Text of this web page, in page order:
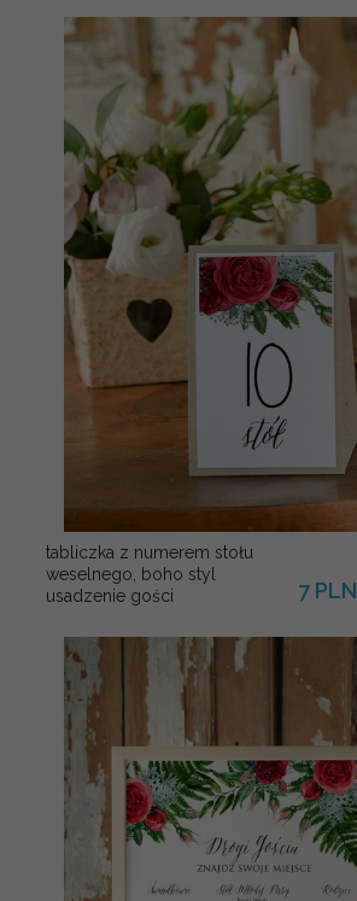
tabliczka z numerem stołu
weselnego, boho styl
usadzenie gości
7 PLN